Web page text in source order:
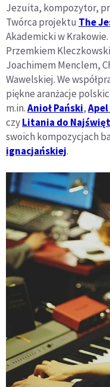
Jezuita, kompozytor,
Twórca projektu The
Akademicki w Krakowie.
Przemkiem
Joachimem Menclem,
Wawelskiej. We
piękne aranżacje
m.in.Anioł Pański,
czyLitania do
swoich kompozycjach
ignacjańskiej.